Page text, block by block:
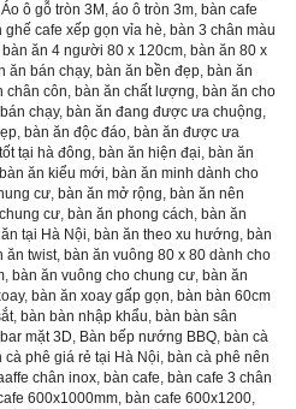
Áo ô gỗ tròn 3M , áo ô tròn 3m, bàn cafe
ghế cafe xếp gọn vỉa hè, bàn 3 chân màu
bàn ăn 4 người 80 x 120cm, bàn ăn 80 x
ăn bán chạy, bàn ăn bền đẹp, bàn ăn
chân côn, bàn ăn chất lượng, bàn ăn cho
chạy, bàn ăn đang được ưa chuộng,
, bàn ăn độc đáo, bàn ăn được ưa
tại hà đông, bàn ăn hiện đại, bàn ăn
bàn ăn kiểu mới, bàn ăn minh dành cho
cư, bàn ăn mở rộng, bàn ăn nên
cư, bàn ăn phong cách, bàn ăn
tại Hà Nội, bàn ăn theo xu hướng, bàn
ăn twist, bàn ăn vuông 80 x 80 dành cho
, bàn ăn vuông cho chung cư, bàn ăn
, bàn ăn xoay gấp gọn, bàn bàn 60cm
, bàn bàn nhập khẩu, bàn bàn sân
mặt 3D, Bàn bếp nướng BBQ, bàn cà
cà phê giá rẻ tại Hà Nội, bàn cà phê nên
chân inox, bàn cafe, bàn cafe 3 chân
600x1000mm, bàn cafe 600x1200,